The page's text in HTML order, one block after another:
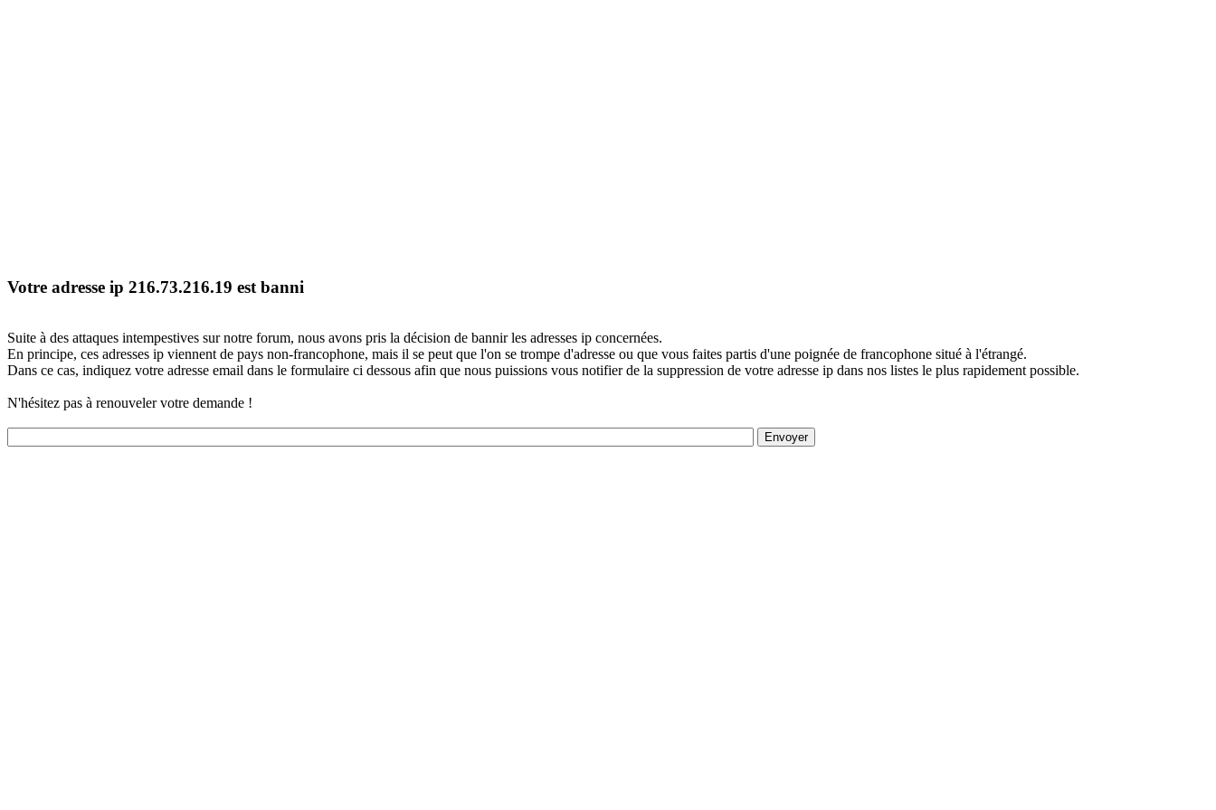
Votre adresse ip 216.73.216.19 est banni
Suite à des attaques intempestives sur notre forum, nous avons pris la décision de bannir les adresses ip concernées.
En principe, ces adresses ip viennent de pays non-francophone, mais il se peut que l'on se trompe d'adresse ou que vous faites partis d'une poignée de francophone situé à l'étrangé.
Dans ce cas, indiquez votre adresse email dans le formulaire ci dessous afin que nous puissions vous notifier de la suppression de votre adresse ip dans nos listes le plus rapidement possible.
N'hésitez pas à renouveler votre demande !